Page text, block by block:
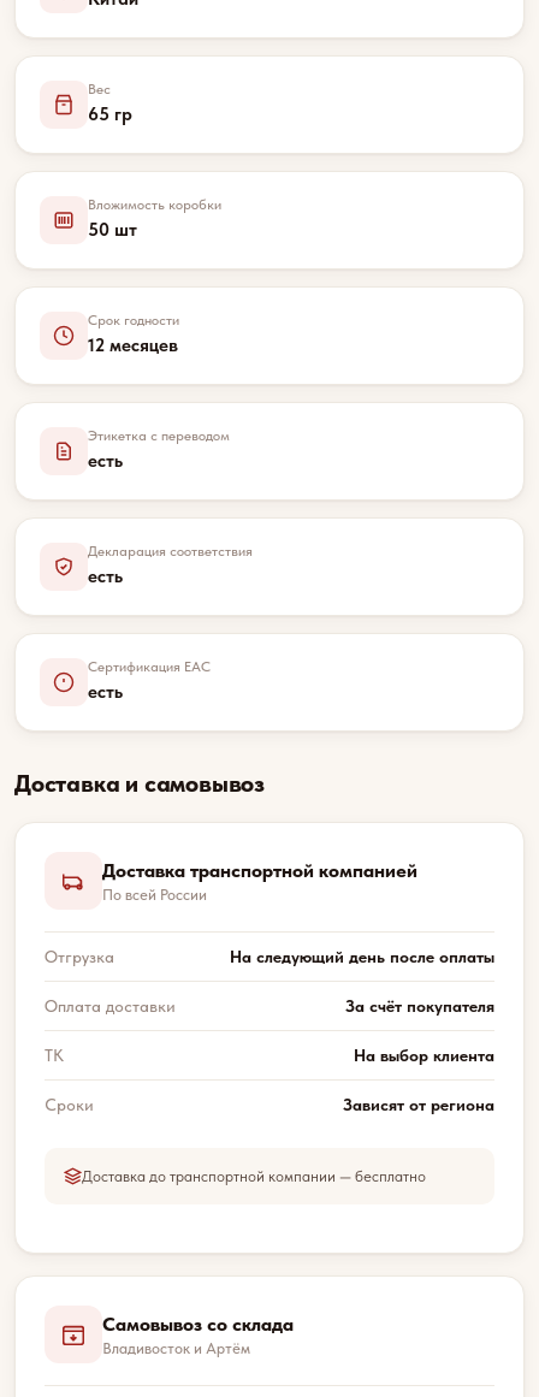
Вес
65 гр
Вложимость коробки
50 шт
Срок годности
12 месяцев
Этикетка с переводом
есть
Декларация соответствия
есть
Сертификация EAC
есть
Доставка и самовывоз
Доставка транспортной компанией
По всей России
Отгрузка На следующий день после оплаты
Оплата доставки За счёт покупателя
ТК На выбор клиента
Сроки Зависят от региона
Доставка до транспортной компании — бесплатно
Самовывоз со склада
Владивосток и Артём